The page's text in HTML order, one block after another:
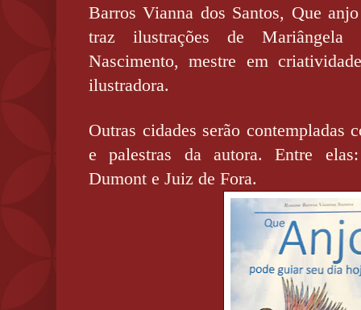
Barros Vianna dos Santos, Que
traz ilustrações de
Nascimento, mestre em
ilustradora.
Outras cidades serão contempladas
e palestras da autora. Entre
Dumont e Juiz de Fora.